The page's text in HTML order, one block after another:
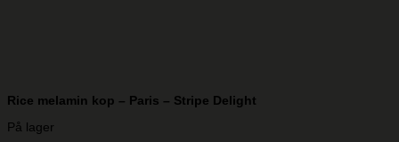
Rice melamin kop – Paris – Stripe Delight
På lager